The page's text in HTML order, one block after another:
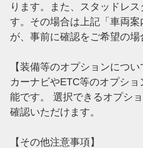
ります。また、スタッドレ
す。その場合は上記「車両
が、事前に確認をご希望の
【装備等のオプションについ
カーナビやETC等のオプシ
能です。 選択できるオプシ
確認いただけます。
【その他注意事項】